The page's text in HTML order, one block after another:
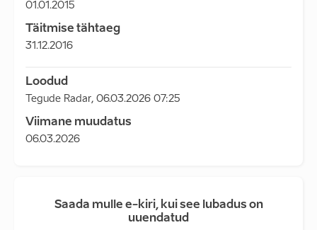
01.01.2015
Täitmise tähtaeg
31.12.2016
Loodud
Tegude Radar, 06.03.2026 07:25
Viimane muudatus
06.03.2026
Saada mulle e-kiri, kui see lubadus on
uuendatud